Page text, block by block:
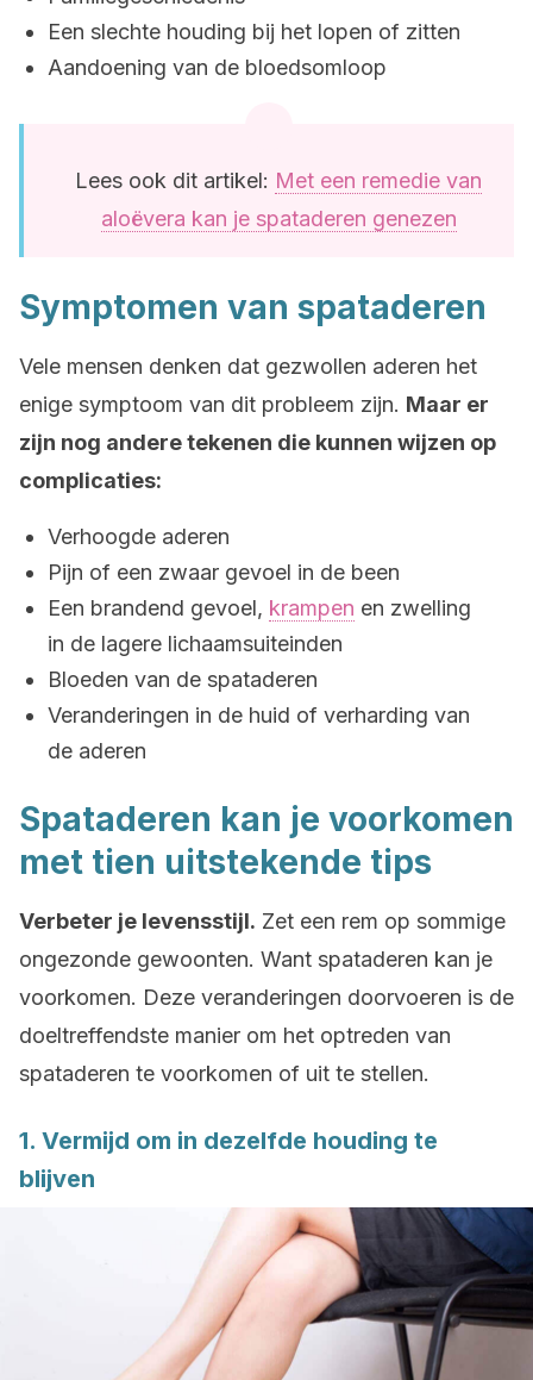
Een slechte houding bij het lopen of zitten
Aandoening van de bloedsomloop
Lees ook dit artikel: Met een remedie van
aloëvera kan je spataderen genezen
Symptomen van spataderen
Vele mensen denken dat gezwollen aderen het
enige symptoom van dit probleem zijn. Maar er
zijn nog andere tekenen die kunnen wijzen op
complicaties:
Verhoogde aderen
Pijn of een zwaar gevoel in de been
Een brandend gevoel, krampen en zwelling
in de lagere lichaamsuiteinden
Bloeden van de spataderen
Veranderingen in de huid of verharding van
de aderen
Spataderen kan je voorkomen
met tien uitstekende tips
Verbeter je levensstijl. Zet een rem op sommige
ongezonde gewoonten. Want spataderen kan je
voorkomen. Deze veranderingen doorvoeren is de
doeltreffendste manier om het optreden van
spataderen te voorkomen of uit te stellen.
1. Vermijd om in dezelfde houding te
blijven